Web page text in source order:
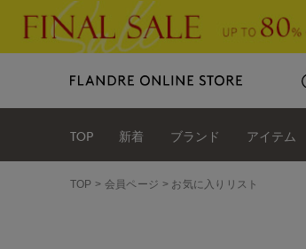
TOP 新着 ブランド アイテム
TOP 会員ページ お気に入りリスト